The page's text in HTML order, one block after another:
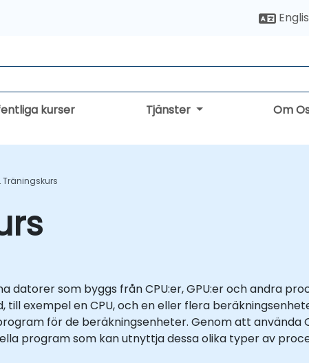
kurser Tjänster Om
Träningskurs
som byggs från CPU:er, GPU:er och andra
exempel en CPU, och en eller flera
för de beräkningsenheter. Genom att använda
program som kan utnyttja dessa olika typer av